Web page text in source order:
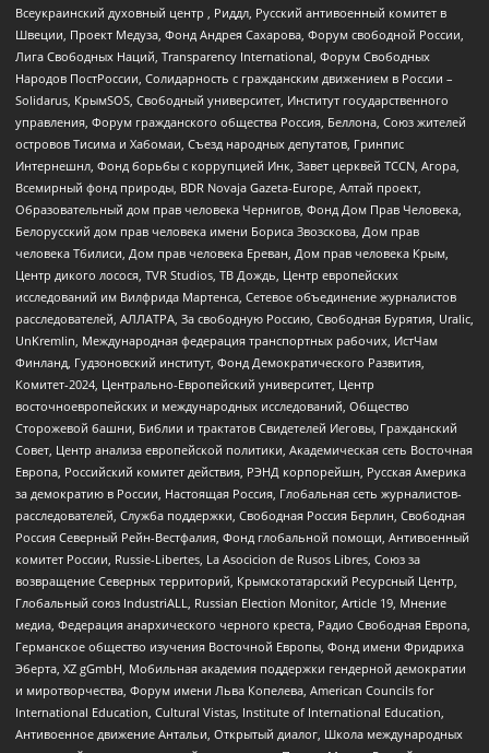
Всеукраинский духовный центр , Риддл, Русский антивоенный комитет в
Швеции, Проект Медуза, Фонд Андрея Сахарова, Форум свободной России,
Лига Свободных Наций, Transparеncy International, Форум Свободных
Народов ПостРоссии, Солидарность с гражданским движением в России –
Solidarus, КрымSOS, Свободный университет, Институт государственного
управления, Форум гражданского общества Россия, Беллона, Союз жителей
островов Тисима и Хабомаи, Съезд народных депутатов, Гринпис
Интернешнл, Фонд борьбы с коррупцией Инк, Завет церквей TCCN, Агора,
Всемирный фонд природы, BDR Novaja Gazeta-Europe, Алтай проект,
Образовательный дом прав человека Чернигов, Фонд Дом Прав Человека,
Белорусский дом прав человека имени Бориса Звозскова, Дом прав
человека Тбилиси, Дом прав человека Ереван, Дом прав человека Крым,
Центр дикого лосося, TVR Studios, ТВ Дождь, Центр европейских
исследований им Вилфрида Мартенса, Сетевое объединение журналистов
расследователей, АЛЛАТРА, За свободную Россию, Свободная Бурятия, Uralic,
UnKremlin, Международная федерация транспортных рабочих, ИстЧам
Финланд, Гудзоновский институт, Фонд Демократического Развития,
Комитет-2024, Центрально-Европейский университет, Центр
восточноевропейских и международных исследований, Общество
Сторожевой башни, Библии и трактатов Свидетелей Иеговы, Гражданский
Совет, Центр анализа европейской политики, Академическая сеть Восточная
Европа, Российский комитет действия, РЭНД корпорейшн, Русская Америка
за демократию в России, Настоящая Россия, Глобальная сеть журналистов-
расследователей, Служба поддержки, Свободная Россия Берлин, Свободная
Россия Северный Рейн-Вестфалия, Фонд глобальной помощи, Антивоенный
комитет России, Russie-Libertes, La Asocicion de Rusos Libres, Союз за
возвращение Северных территорий, Крымскотатарский Ресурсный Центр,
Глобальный союз IndustriALL, Russian Election Monitor, Article 19, Мнение
медиа, Федерация анархического черного креста, Радио Свободная Европа,
Германское общество изучения Восточной Европы, Фонд имени Фридриха
Эберта, XZ gGmbH, Мобильная академия поддержки гендерной демократии
и миротворчества, Форум имени Льва Копелева, American Councils for
International Education, Cultural Vistas, Institute of International Education,
Антивоенное движение Антальи, Открытый диалог, Школа международных